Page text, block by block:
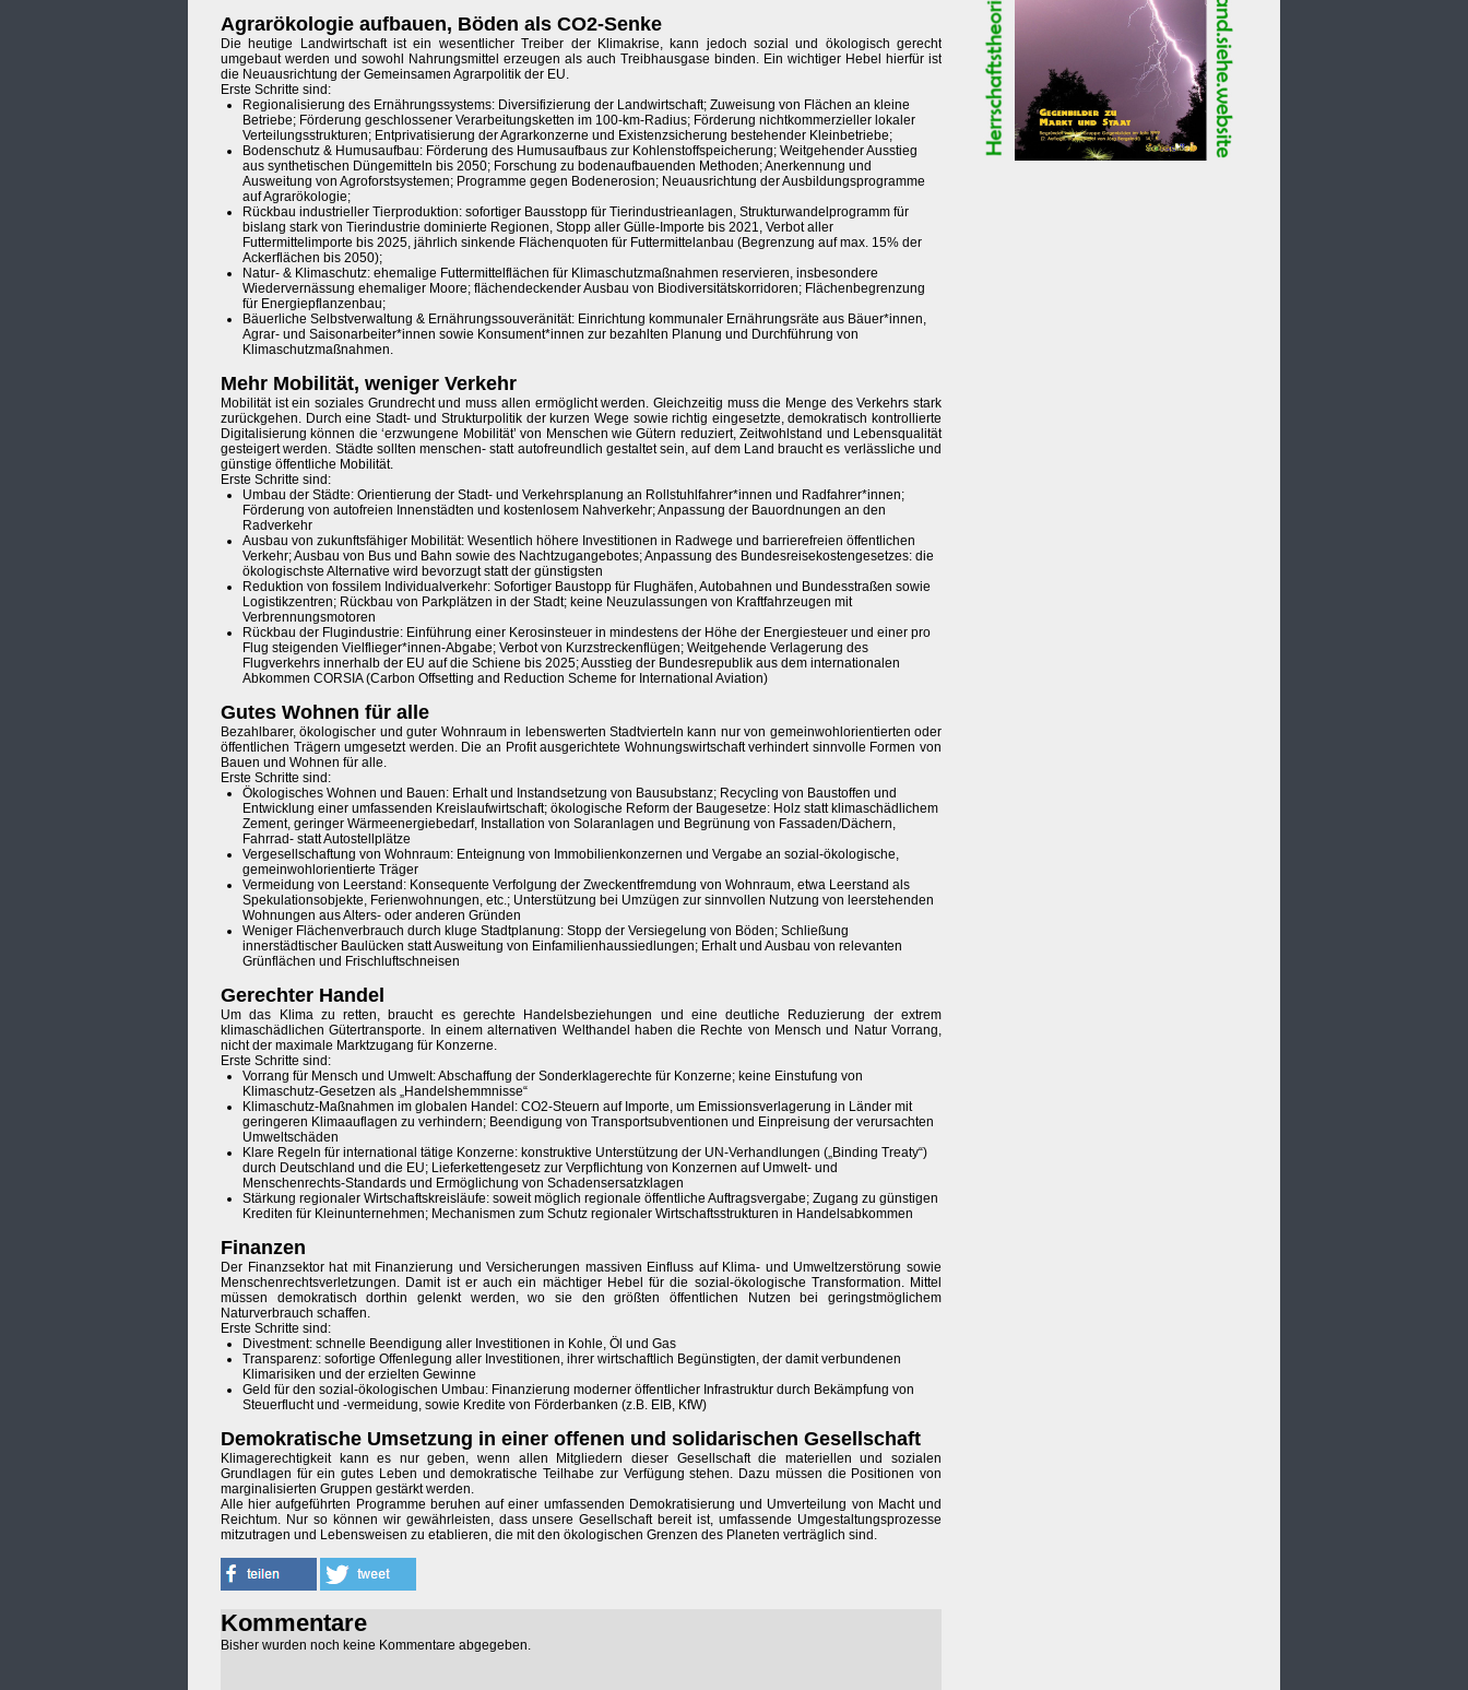
Agrarökologie aufbauen, Böden als CO2-Senke
Die heutige Landwirtschaft ist ein wesentlicher Treiber der Klimakrise, kann jedoch sozial und ökologisch gerecht
umgebaut werden und sowohl Nahrungsmittel erzeugen als auch Treibhausgase binden. Ein wichtiger Hebel hierfür ist
die Neuausrichtung der Gemeinsamen Agrarpolitik der EU.
Erste Schritte sind:
Regionalisierung des Ernährungssystems: Diversifizierung der Landwirtschaft; Zuweisung von Flächen an kleine
Betriebe; Förderung geschlossener Verarbeitungsketten im 100-km-Radius; Förderung nichtkommerzieller lokaler
Verteilungsstrukturen; Entprivatisierung der Agrarkonzerne und Existenzsicherung bestehender Kleinbetriebe;
Bodenschutz & Humusaufbau: Förderung des Humusaufbaus zur Kohlenstoffspeicherung; Weitgehender Ausstieg
aus synthetischen Düngemitteln bis 2050; Forschung zu bodenaufbauenden Methoden; Anerkennung und
Ausweitung von Agroforstsystemen; Programme gegen Bodenerosion; Neuausrichtung der Ausbildungsprogramme
auf Agrarökologie;
Rückbau industrieller Tierproduktion: sofortiger Bausstopp für Tierindustrieanlagen, Strukturwandelprogramm für
bislang stark von Tierindustrie dominierte Regionen, Stopp aller Gülle-Importe bis 2021, Verbot aller
Futtermittelimporte bis 2025, jährlich sinkende Flächenquoten für Futtermittelanbau (Begrenzung auf max. 15% der
Ackerflächen bis 2050);
Natur- & Klimaschutz: ehemalige Futtermittelflächen für Klimaschutzmaßnahmen reservieren, insbesondere
Wiedervernässung ehemaliger Moore; flächendeckender Ausbau von Biodiversitätskorridoren; Flächenbegrenzung
für Energiepflanzenbau;
Bäuerliche Selbstverwaltung & Ernährungssouveränität: Einrichtung kommunaler Ernährungsräte aus Bäuer*innen,
Agrar- und Saisonarbeiter*innen sowie Konsument*innen zur bezahlten Planung und Durchführung von
Klimaschutzmaßnahmen.
Mehr Mobilität, weniger Verkehr
Mobilität ist ein soziales Grundrecht und muss allen ermöglicht werden. Gleichzeitig muss die Menge des Verkehrs stark
zurückgehen. Durch eine Stadt- und Strukturpolitik der kurzen Wege sowie richtig eingesetzte, demokratisch kontrollierte
Digitalisierung können die ‘erzwungene Mobilität’ von Menschen wie Gütern reduziert, Zeitwohlstand und Lebensqualität
gesteigert werden. Städte sollten menschen- statt autofreundlich gestaltet sein, auf dem Land braucht es verlässliche und
günstige öffentliche Mobilität.
Erste Schritte sind:
Umbau der Städte: Orientierung der Stadt- und Verkehrsplanung an Rollstuhlfahrer*innen und Radfahrer*innen;
Förderung von autofreien Innenstädten und kostenlosem Nahverkehr; Anpassung der Bauordnungen an den
Radverkehr
Ausbau von zukunftsfähiger Mobilität: Wesentlich höhere Investitionen in Radwege und barrierefreien öffentlichen
Verkehr; Ausbau von Bus und Bahn sowie des Nachtzugangebotes; Anpassung des Bundesreisekostengesetzes: die
ökologischste Alternative wird bevorzugt statt der günstigsten
Reduktion von fossilem Individualverkehr: Sofortiger Baustopp für Flughäfen, Autobahnen und Bundesstraßen sowie
Logistikzentren; Rückbau von Parkplätzen in der Stadt; keine Neuzulassungen von Kraftfahrzeugen mit
Verbrennungsmotoren
Rückbau der Flugindustrie: Einführung einer Kerosinsteuer in mindestens der Höhe der Energiesteuer und einer pro
Flug steigenden Vielflieger*innen-Abgabe; Verbot von Kurzstreckenflügen; Weitgehende Verlagerung des
Flugverkehrs innerhalb der EU auf die Schiene bis 2025; Ausstieg der Bundesrepublik aus dem internationalen
Abkommen CORSIA (Carbon Offsetting and Reduction Scheme for International Aviation)
Gutes Wohnen für alle
Bezahlbarer, ökologischer und guter Wohnraum in lebenswerten Stadtvierteln kann nur von gemeinwohlorientierten oder
öffentlichen Trägern umgesetzt werden. Die an Profit ausgerichtete Wohnungswirtschaft verhindert sinnvolle Formen von
Bauen und Wohnen für alle.
Erste Schritte sind:
Ökologisches Wohnen und Bauen: Erhalt und Instandsetzung von Bausubstanz; Recycling von Baustoffen und
Entwicklung einer umfassenden Kreislaufwirtschaft; ökologische Reform der Baugesetze: Holz statt klimaschädlichem
Zement, geringer Wärmeenergiebedarf, Installation von Solaranlagen und Begrünung von Fassaden/Dächern,
Fahrrad- statt Autostellplätze
Vergesellschaftung von Wohnraum: Enteignung von Immobilienkonzernen und Vergabe an sozial-ökologische,
gemeinwohlorientierte Träger
Vermeidung von Leerstand: Konsequente Verfolgung der Zweckentfremdung von Wohnraum, etwa Leerstand als
Spekulationsobjekte, Ferienwohnungen, etc.; Unterstützung bei Umzügen zur sinnvollen Nutzung von leerstehenden
Wohnungen aus Alters- oder anderen Gründen
Weniger Flächenverbrauch durch kluge Stadtplanung: Stopp der Versiegelung von Böden; Schließung
innerstädtischer Baulücken statt Ausweitung von Einfamilienhaussiedlungen; Erhalt und Ausbau von relevanten
Grünflächen und Frischluftschneisen
Gerechter Handel
Um das Klima zu retten, braucht es gerechte Handelsbeziehungen und eine deutliche Reduzierung der extrem
klimaschädlichen Gütertransporte. In einem alternativen Welthandel haben die Rechte von Mensch und Natur Vorrang,
nicht der maximale Marktzugang für Konzerne.
Erste Schritte sind:
Vorrang für Mensch und Umwelt: Abschaffung der Sonderklagerechte für Konzerne; keine Einstufung von
Klimaschutz-Gesetzen als „Handelshemmnisse“
Klimaschutz-Maßnahmen im globalen Handel: CO2-Steuern auf Importe, um Emissionsverlagerung in Länder mit
geringeren Klimaauflagen zu verhindern; Beendigung von Transportsubventionen und Einpreisung der verursachten
Umweltschäden
Klare Regeln für international tätige Konzerne: konstruktive Unterstützung der UN-Verhandlungen („Binding Treaty“)
durch Deutschland und die EU; Lieferkettengesetz zur Verpflichtung von Konzernen auf Umwelt- und
Menschenrechts-Standards und Ermöglichung von Schadensersatzklagen
Stärkung regionaler Wirtschaftskreisläufe: soweit möglich regionale öffentliche Auftragsvergabe; Zugang zu günstigen
Krediten für Kleinunternehmen; Mechanismen zum Schutz regionaler Wirtschaftsstrukturen in Handelsabkommen
Finanzen
Der Finanzsektor hat mit Finanzierung und Versicherungen massiven Einfluss auf Klima- und Umweltzerstörung sowie
Menschenrechtsverletzungen. Damit ist er auch ein mächtiger Hebel für die sozial-ökologische Transformation. Mittel
müssen demokratisch dorthin gelenkt werden, wo sie den größten öffentlichen Nutzen bei geringstmöglichem
Naturverbrauch schaffen.
Erste Schritte sind:
Divestment: schnelle Beendigung aller Investitionen in Kohle, Öl und Gas
Transparenz: sofortige Offenlegung aller Investitionen, ihrer wirtschaftlich Begünstigten, der damit verbundenen
Klimarisiken und der erzielten Gewinne
Geld für den sozial-ökologischen Umbau: Finanzierung moderner öffentlicher Infrastruktur durch Bekämpfung von
Steuerflucht und -vermeidung, sowie Kredite von Förderbanken (z.B. EIB, KfW)
Demokratische Umsetzung in einer offenen und solidarischen Gesellschaft
Klimagerechtigkeit kann es nur geben, wenn allen Mitgliedern dieser Gesellschaft die materiellen und sozialen
Grundlagen für ein gutes Leben und demokratische Teilhabe zur Verfügung stehen. Dazu müssen die Positionen von
marginalisierten Gruppen gestärkt werden.
Alle hier aufgeführten Programme beruhen auf einer umfassenden Demokratisierung und Umverteilung von Macht und
Reichtum. Nur so können wir gewährleisten, dass unsere Gesellschaft bereit ist, umfassende Umgestaltungsprozesse
mitzutragen und Lebensweisen zu etablieren, die mit den ökologischen Grenzen des Planeten verträglich sind.
Kommentare
Bisher wurden noch keine Kommentare abgegeben.